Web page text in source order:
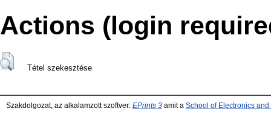
Actions (login
Tétel szekesztése
Szakdolgozat, az alkalamzott szoftver: EPrints 3 amit a School of Electronics